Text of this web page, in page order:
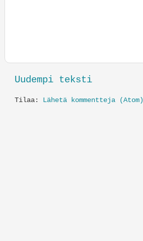
Uudempi teksti
Tilaa: Lähetä kommentteja (Atom)